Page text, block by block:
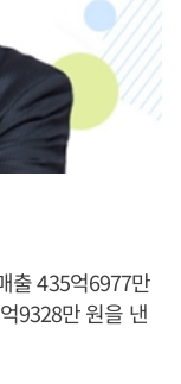
출 435억6977만
9328만 원을 낸